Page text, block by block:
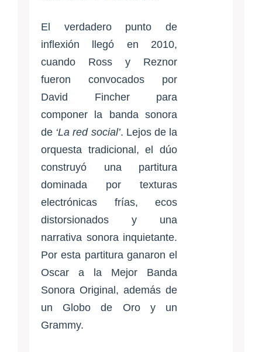
El verdadero punto de
inflexión llegó en 2010,
cuando Ross y Reznor
fueron convocados por
David Fincher para
componer la banda sonora
de ‘La red social’. Lejos de la
orquesta tradicional, el dúo
construyó una partitura
dominada por texturas
electrónicas frías, ecos
distorsionados y una
narrativa sonora inquietante.
Por esta partitura ganaron el
Oscar a la Mejor Banda
Sonora Original, además de
un Globo de Oro y un
Grammy.